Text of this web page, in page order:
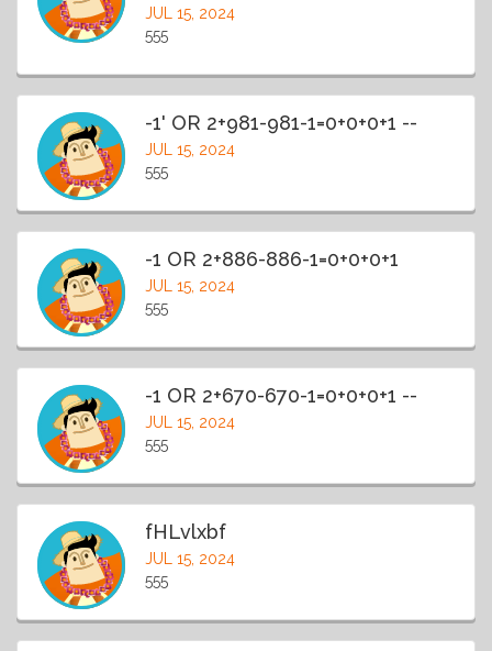
JUL 15, 2024
555
-1' OR 2+981-981-1=0+0+0+1 --
JUL 15, 2024
555
-1 OR 2+886-886-1=0+0+0+1
JUL 15, 2024
555
-1 OR 2+670-670-1=0+0+0+1 --
JUL 15, 2024
555
fHLvlxbf
JUL 15, 2024
555